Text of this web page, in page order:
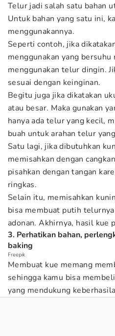
Telur jadi salah satu bahan
Untuk bahan yang satu ini,
menggunakannya.
Seperti contoh, jika
menggunakan yang bersuhu
menggunakan telur dingin.
sesuai dengan keinginan.
Begitu juga jika dikatakan
atau besar. Maka gunakan
hanya ada telur yang kecil,
buah untuk arahan telur
Satu lagi, jika dibutuhkan
memisahkan dengan
pisahkan dengan tangan
ringkas.
Selain itu, memisahkan
bisa membuat putih
adonan. Akhirnya, hasil kue
3. Perhatikan bahan,
baking
Freepik
Membuat kue memang
sehingga kamu bisa
yang mendukung